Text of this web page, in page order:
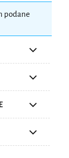
podane